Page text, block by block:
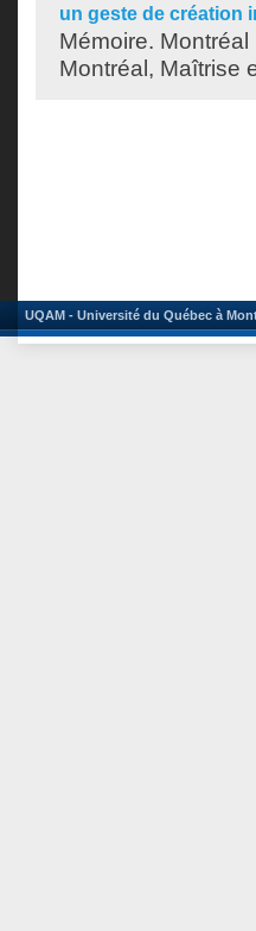
un geste de création
Mémoire.
Montréal, Maîtrise
UQAM - Université du Québec à